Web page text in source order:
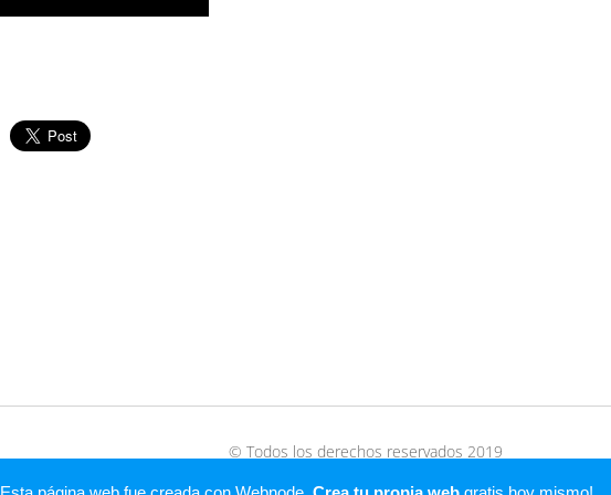
© Todos los derechos reservados 2019